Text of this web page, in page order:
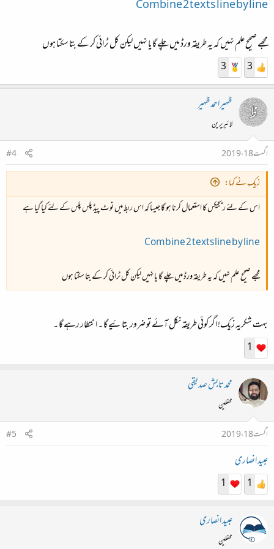
Combine 2 texts line by line
مجھے صحیح علم نہیں کہ یہ طریقہ ورڈ میں چلے گا یا نہیں لیکن کل ٹرائی کر کے بتا سکتا ہوں
3
3
ظہیراحمدظہیر
لائبریرین
اگست 18، 2019
#4
زیک نے کہا:
اس کے لئے ریجیکس کا استعمال کرنا ہو گا جیسا کہ اس ربط میں نوٹ پیڈ پلس پلس کے لئے کیا گیا ہے
Combine 2 texts line by line
مجھے صحیح علم نہیں کہ یہ طریقہ ورڈ میں چلے گا یا نہیں لیکن کل ٹرائی کر کے بتا سکتا ہوں
بہت شکریہ زیک! اگر کوئی طریقہ نکل آئے تو ضرور بتائیے گا ۔ انتطار رہے گا ۔
1
محمد تابش صدیقی
محفلین
اگست 18، 2019
#5
عبید انصاری
1
1
عبید انصاری
محفلین